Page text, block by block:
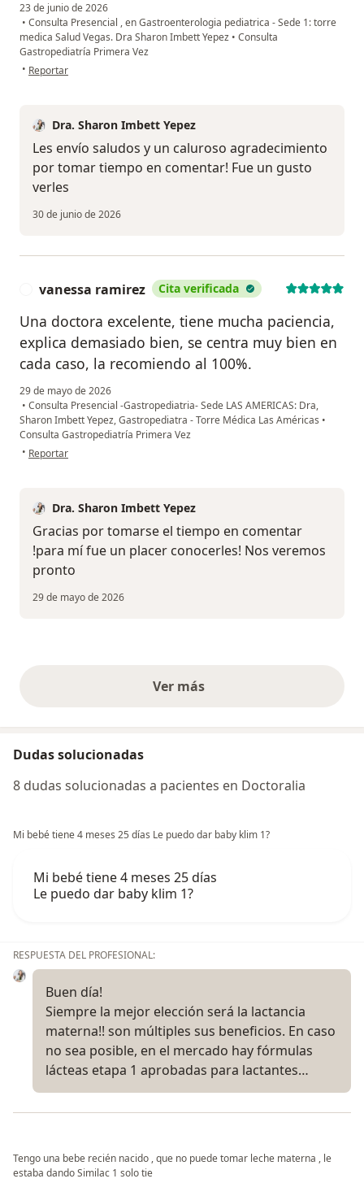
23 de junio de 2026
• Consulta Presencial , en Gastroenterologia pediatrica - Sede 1: torre
medica Salud Vegas. Dra Sharon Imbett Yepez • Consulta
Gastropediatría Primera Vez
• en opinión del usuario S. E. C. L
Reportar
Dra. Sharon Imbett Yepez
Les envío saludos y un caluroso agradecimiento
por tomar tiempo en comentar! Fue un gusto
verles
30 de junio de 2026
vanessa ramirez Cita verificada
Una doctora excelente, tiene mucha paciencia,
explica demasiado bien, se centra muy bien en
cada caso, la recomiendo al 100%.
29 de mayo de 2026
• Consulta Presencial -Gastropediatria- Sede LAS AMERICAS: Dra,
Sharon Imbett Yepez, Gastropediatra - Torre Médica Las Américas •
Consulta Gastropediatría Primera Vez
• en opinión del usuario vanessa ramirez
Reportar
Dra. Sharon Imbett Yepez
Gracias por tomarse el tiempo en comentar
!para mí fue un placer conocerles! Nos veremos
pronto
29 de mayo de 2026
Ver másopiniones anteriores
Dudas solucionadas
8 dudas solucionadas a pacientes en Doctoralia
Mi bebé tiene 4 meses 25 días Le puedo dar baby klim 1?
Mi bebé tiene 4 meses 25 días
Le puedo dar baby klim 1?
RESPUESTA DEL PROFESIONAL:
Buen día!
Siempre la mejor elección será la lactancia
materna!! son múltiples sus beneficios. En caso
no sea posible, en el mercado hay fórmulas
lácteas etapa 1 aprobadas para lactantes…
Tengo una bebe recién nacido , que no puede tomar leche materna , le
estaba dando Similac 1 solo tie